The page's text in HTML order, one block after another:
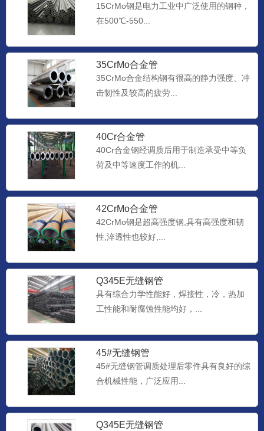
15CrMo钢是电力工业中广泛使用的钢种，
在500℃-550...
35CrMo合金管
35CrMo合金结构钢有很高的静力强度、冲
击韧性及较高的疲劳...
40Cr合金管
40Cr合金钢经调质后用于制造承受中等负
荷及中等速度工作的机...
42CrMo合金管
42CrMo钢是超高强度钢,具有高强度和韧
性,淬透性也较好,...
Q345E无缝钢管
具有综合力学性能好，焊接性，冷，热加
工性能和耐腐蚀性能均好，...
45#无缝钢管
45#无缝钢管调质处理后零件具有良好的综
合机械性能，广泛应用...
Q345E无缝钢管